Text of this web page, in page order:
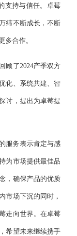
支持与信任。卓莓
纬不断成长，不断
多合作。
顾了2024产季双方
化、系统共建、智
讨，提出为卓莓提
服务表示肯定与感
为市场提供最佳品
，确保产品的优质
市场下沉的同时，
走向世界。在卓莓
希望未来继续携手